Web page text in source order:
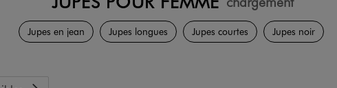
Vêtements
Jupes en jean Jupes longues Jupes courtes Jupes noir